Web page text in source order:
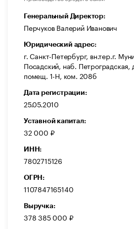
Генеральный Директор:
Перчуков Валерий Иванович
Юридический адрес:
г. Санкт-Петербург, вн.тер.г.
Посадский, наб. Петроградская,
помещ. 1-Н, ком. 208б
Дата регистрации:
25.05.2010
Уставной капитал:
32 000 ₽
ИНН:
7802715126
ОГРН:
1107847165140
Выручка:
378 385 000 ₽